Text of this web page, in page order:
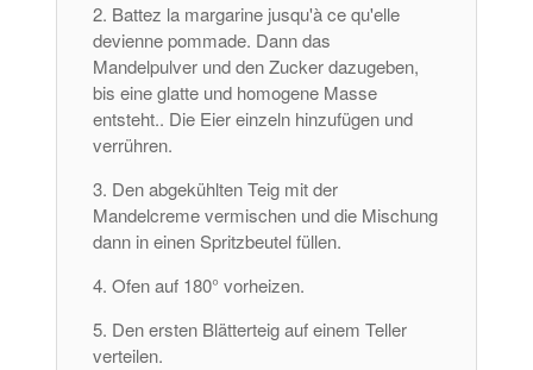
Battez la margarine jusqu'à ce qu'elle
devienne pommade. Dann das
Mandelpulver und den Zucker dazugeben,
bis eine glatte und homogene Masse
entsteht.. Die Eier einzeln hinzufügen und
verrühren.
Den abgekühlten Teig mit der
Mandelcreme vermischen und die Mischung
dann in einen Spritzbeutel füllen.
Ofen auf 180° vorheizen.
Den ersten Blätterteig auf einem Teller
verteilen.